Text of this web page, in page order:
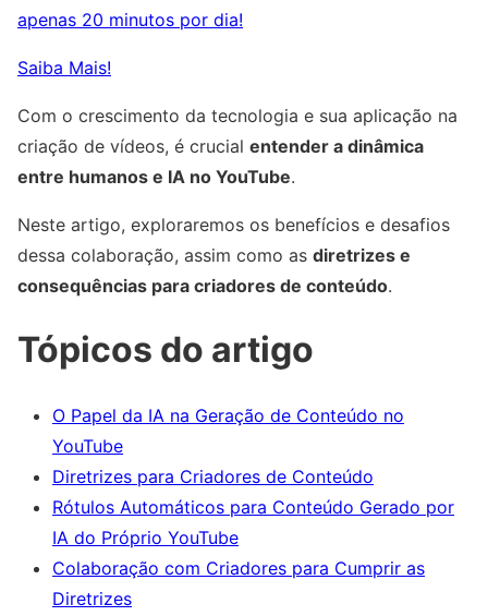
apenas 20 minutos por dia!
Saiba Mais!
Com o crescimento da tecnologia e sua aplicação na
criação de vídeos, é crucial entender a dinâmica
entre humanos e IA no YouTube.
Neste artigo, exploraremos os benefícios e desafios
dessa colaboração, assim como as diretrizes e
consequências para criadores de conteúdo.
Tópicos do artigo
O Papel da IA na Geração de Conteúdo no
YouTube
Diretrizes para Criadores de Conteúdo
Rótulos Automáticos para Conteúdo Gerado por
IA do Próprio YouTube
Colaboração com Criadores para Cumprir as
Diretrizes